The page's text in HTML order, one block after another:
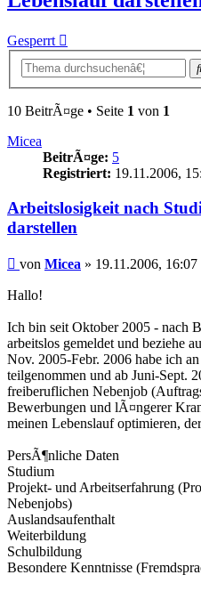
Gesperrt
10 BeitrÃ¤ge • Seite 1 von 1
Micea
BeitrÃ¤ge: 5
Registriert: 19.11.2006,
Arbeitslosigkeit nach
darstellen
Beitrag
von Micea » 19.11.2006, 16:07
Hallo!
Ich bin seit Oktober 2005 - nach
arbeitslos gemeldet und beziehe
Nov. 2005-Febr. 2006 habe ich
teilgenommen und ab Juni-Sept.
freiberuflichen Nebenjob
Bewerbungen und lÃ¤ngerer
meinen Lebenslauf optimieren,
PersÃ¶nliche Daten
Studium
Projekt- und Arbeitserfahrung
Nebenjobs)
Auslandsaufenthalt
Weiterbildung
Schulbildung
Besondere Kenntnisse